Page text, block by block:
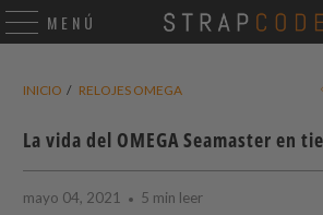
MENÚ
INICIO / RELOJES OMEGA
La vida del OMEGA Seamaster en
mayo 04, 2021 5 min leer